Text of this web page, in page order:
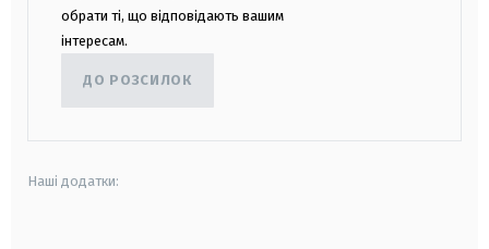
обрати ті, що відповідають вашим
інтересам.
ДО РОЗСИЛОК
Наші додатки: